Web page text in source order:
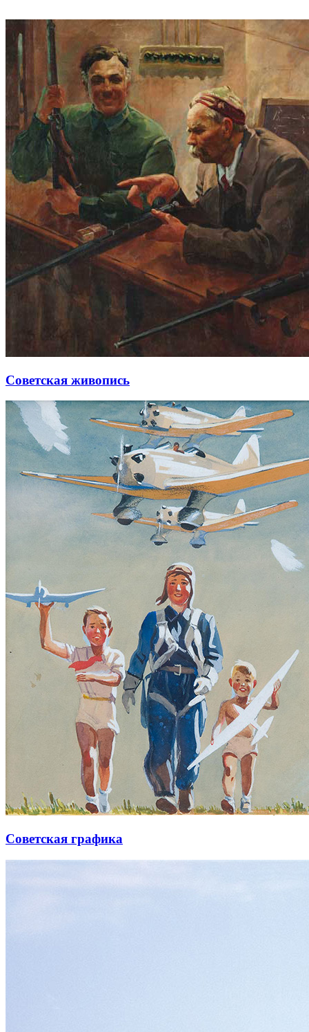
Советская живопись
Советская графика